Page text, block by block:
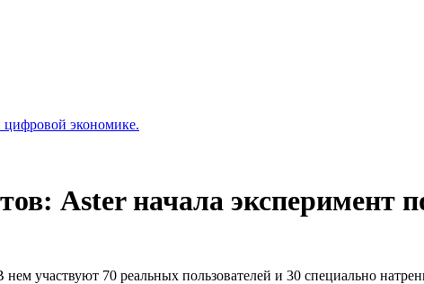
цифровой экономике.
Aster начала эксперимент
нем участвуют 70 реальных пользователей и 30 специально